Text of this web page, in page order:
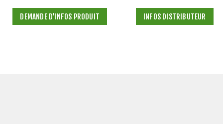
DEMANDE D'INFOS PRODUIT INFOS DISTRIBUTEUR